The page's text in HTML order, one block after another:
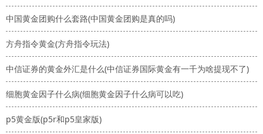
中国黄金团购什么套路(中国黄金团购是真的吗)
方舟指令黄金(方舟指令玩法)
中信证券的黄金外汇是什么(中信证券国际黄金有一千为啥提现不了)
细胞黄金因子什么病(细胞黄金因子什么病可以吃)
p5黄金版(p5r和p5皇家版)